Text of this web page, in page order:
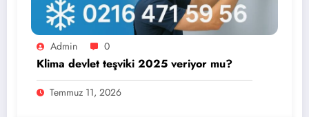
Admin 0
Klima devlet teşviki 2025 veriyor mu?
Temmuz 11, 2026